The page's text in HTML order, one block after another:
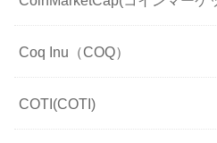
Coq Inu（COQ）
COTI(COTI)